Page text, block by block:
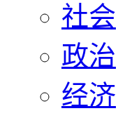
社会
政治
经济